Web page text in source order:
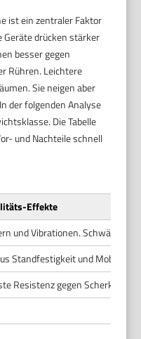
ist ein zentraler Faktor
drücken stärker
besser gegen
Rühren. Leichtere
Sie neigen aber
der folgenden Analyse
Die Tabelle
und Nachteile schnell
Effekte
und Vibrationen.
Standfestigkeit und Mobilität.
Resistenz gegen Scherkräfte